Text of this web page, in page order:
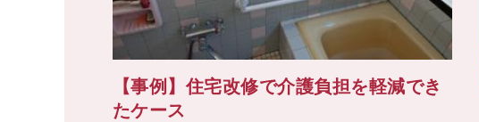
【事例】住宅改修で介護負担を軽減でき
たケース